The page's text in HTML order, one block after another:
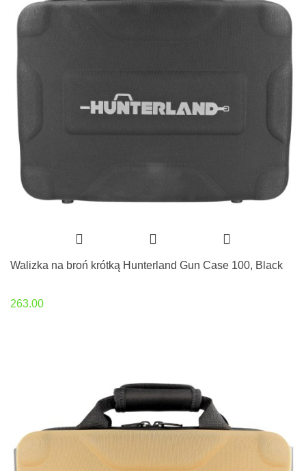
Walizka na broń krótką Hunterland Gun Case 100, Black
263.00